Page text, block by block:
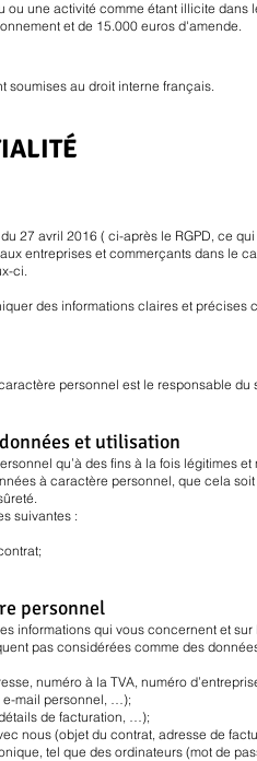
ou une activité comme étant illicite
et de 15.000 euros d'amende.
soumises au droit interne français.
27 avril 2016 ( ci-après le RGPD, ce
entreprises et commerçants dans le
ci.
des informations claires et
personnel est le responsable
et utilisation
qu’à des fins à la fois légitimes et
à caractère personnel, que cela
suivantes :
personnel
informations qui vous concernent et
pas considérées comme des
numéro à la TVA, numéro
e-mail personnel, …);
de facturation, …);
nous (objet du contrat, adresse de
tel que des ordinateurs (mot de